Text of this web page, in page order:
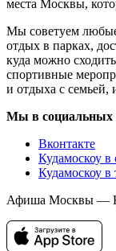
места Москвы,
Мы советуем
отдых в парках,
куда можно
спортивные
и отдыха с семьей,
Мы в социальных
Вконтакте
Кудамоскоу в
Кудамоскоу в
Афиша Москвы —